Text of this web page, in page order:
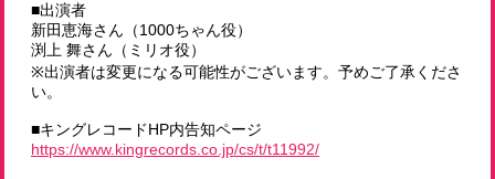
■出演者
新田恵海さん（1000ちゃん役）
渕上 舞さん（ミリオ役）
※出演者は変更になる可能性がございます。予めご了承くださ
い。
■キングレコードHP内告知ページ
https://www.kingrecords.co.jp/cs/t/t11992/